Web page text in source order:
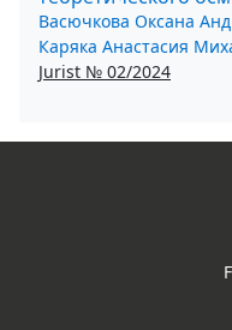
Васючкова Оксана
Каряка Анастасия
Jurist № 02/2024